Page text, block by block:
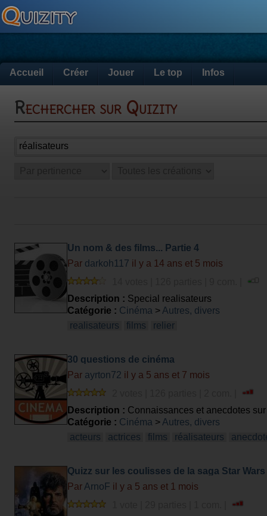
Accueil Créer Jouer Le top Infos
Rechercher sur Quizity
Un nom & des films... Partie 4
Par darkoh117 il y a 14 ans et 5 mois
Description : Special realisateurs
Catégorie : Cinéma > Autres, divers
realisateurs
films relier
30 questions de cinéma
Par ayrton72 il y a 5 ans et 7 mois
Description : Connaissances et anecdotes
Catégorie : Cinéma > Autres, divers
acteurs
actrices films réalisateurs
Quizz sur les coulisses de la saga Star Wars
Par ArnoF il y a 5 ans et 1 mois